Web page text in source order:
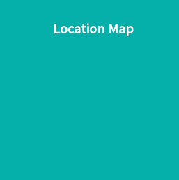
Location Map